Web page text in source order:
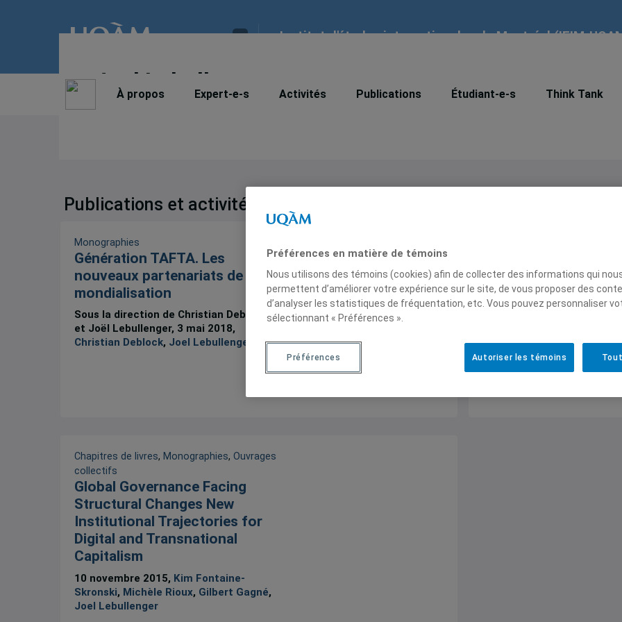
Institut d'études internationales de Montréal (IEIM-
À propos Expert-e-s Activités Publications Étudiant-e-s Think Tank
Joel Lebullenger
Publications et activités
Monographies
Génération TAFTA. Les
nouveaux partenariats de la
mondialisation
Sous la direction de Christian Deblock
et Joël Lebullenger, 3 mai 2018,
Christian Deblock, Joel Lebullenger
l’Atlantique
L’Accord économique et
global entre l’Union
Lebullenger,Michèle Rioux,
Chapitres de livres, Monographies,Ouvrages
collectifs
Global Governance Facing
Structural Changes New
Institutional Trajectories for
Digital and Transnational
Capitalism
10 novembre 2015, Kim Fontaine-
Skronski, Michèle Rioux, Gilbert Gagné,
Joel Lebullenger
Préférences en matière de témoins
Nous utilisons des témoins (cookies) afin de collecter des informations qui
permettent d’améliorer votre expérience sur le site, de vous proposer des
d’analyser les statistiques de fréquentation, etc. Vous pouvez personnaliser
sélectionnant « Préférences ».
Autoriser les témoins
Préférences